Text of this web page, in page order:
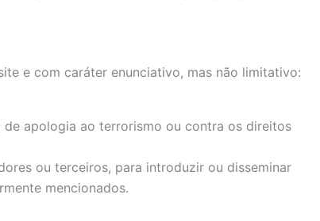
e com caráter enunciativo, mas não limitativo:
apologia ao terrorismo ou contra os direitos
ou terceiros, para introduzir ou disseminar
mencionados.